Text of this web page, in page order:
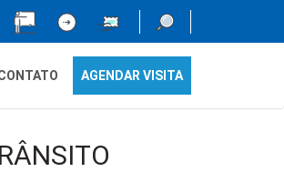
AGENDAR VISITA